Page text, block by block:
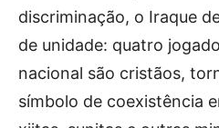
discriminação, o Iraque
de unidade: quatro
nacional são cristãos,
símbolo de coexistência